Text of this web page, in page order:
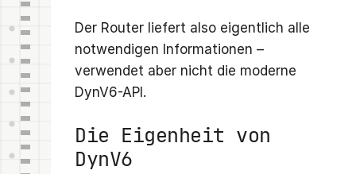
Der Router liefert also eigentlich alle
notwendigen Informationen –
verwendet aber nicht die moderne
DynV6-API.
Die Eigenheit von
DynV6